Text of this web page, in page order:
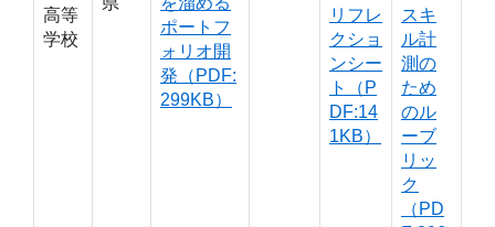
高等
学校
ポートフ
ォリオ開
発（PDF:
299KB）
リフレ
クショ
ンシー
ト（P
DF:14
1KB）
スキ
ル計
測の
ため
のル
ーブ
リッ
ク
（PD